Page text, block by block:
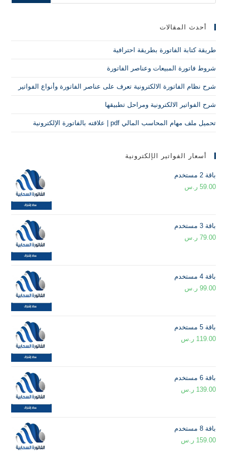
أحدث المقالات
طريقة كتابة الفاتورة بطريقة احترافية
شروط فاتورة المبيعات وعناصر الفاتورة
شرح نظام الفاتورة الالكترونية تعرف على عناصر الفاتورة وأنواع الفواتير
شرح الفواتير الالكترونية ومراحل تطبيقها
تحميل ملف مهام المحاسب المالي pdf | علاقته بالفاتورة الإلكترونية
أسعار الفواتير الإلكترونية
باقة 2 مستخدم
59.00 ر.س
باقة 3 مستخدم
79.00 ر.س
باقة 4 مستخدم
99.00 ر.س
باقة 5 مستخدم
119.00 ر.س
باقة 6 مستخدم
139.00 ر.س
باقة 8 مستخدم
159.00 ر.س